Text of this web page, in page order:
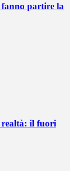
fanno partire la
realtà: il fuori